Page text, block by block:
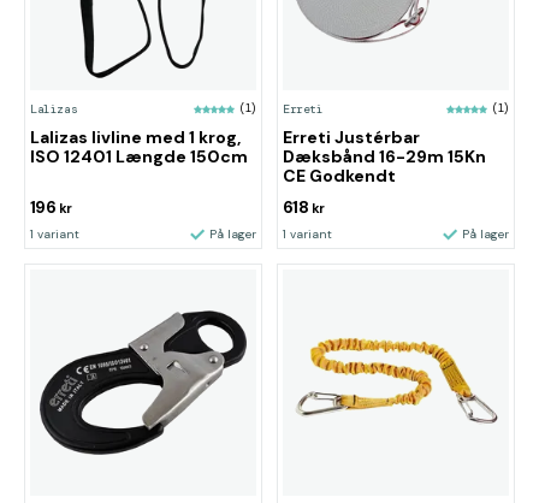
Lalizas (1)
Lalizas livline med 1 krog,
ISO 12401 Længde 150cm
196 kr
1 variant På lager
Erreti (1)
Erreti Justérbar
Dæksbånd 16-29m 15Kn
CE Godkendt
618 kr
1 variant På lager